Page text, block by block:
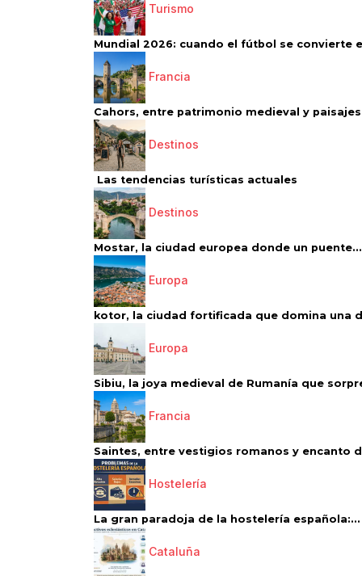
Turismo
Mundial 2026: cuando el fútbol se convierte
Francia
Cahors, entre patrimonio medieval y paisajes
Destinos
Las tendencias turísticas actuales
Destinos
Mostar, la ciudad europea donde un puente...
Europa
kotor, la ciudad fortificada que domina una
Europa
Sibiu, la joya medieval de Rumanía que
Francia
Saintes, entre vestigios romanos y encanto
Hostelería
La gran paradoja de la hostelería española:...
Cataluña